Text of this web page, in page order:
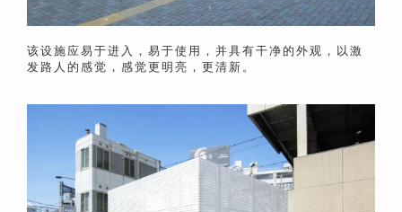
该设施应易于进入，易于使用，并具有干净的外观，以激
发路人的感觉，感觉更明亮，更清新。